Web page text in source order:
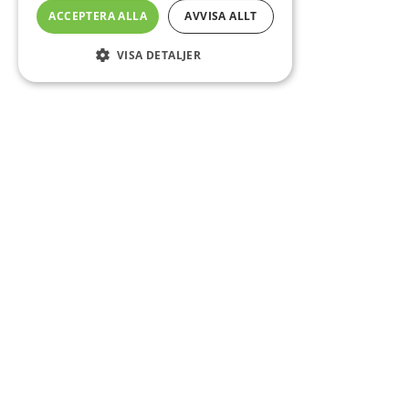
ACCEPTERA ALLA AVVISA ALLT
VISA DETALJER